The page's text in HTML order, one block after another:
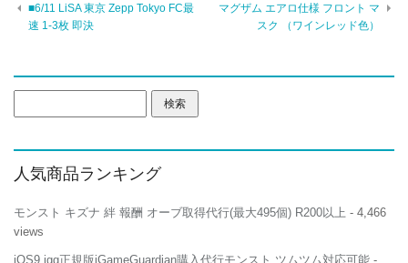
■6/11 LiSA 東京 Zepp Tokyo FC最
速 1-3枚 即決
マグザム エアロ仕様 フロント マ
スク （ワインレッド色）
索:
人気商品ランキング
モンスト キズナ 絆 報酬 オーブ取得代行(最大495個) R200以上 - 4,466
views
iOS9 igg正規版iGameGuardian購入代行モンスト ツムツム対応可能 -